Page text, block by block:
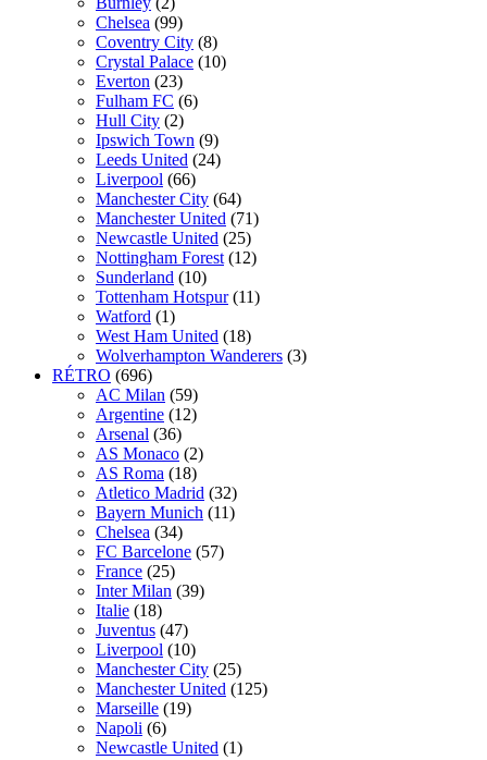
Chelsea (99)
Coventry City (8)
Crystal Palace (10)
Everton (23)
Fulham FC (6)
Hull City (2)
Ipswich Town (9)
Leeds United (24)
Liverpool (66)
Manchester City (64)
Manchester United (71)
Newcastle United (25)
Nottingham Forest (12)
Sunderland (10)
Tottenham Hotspur (11)
Watford (1)
West Ham United (18)
Wolverhampton Wanderers (3)
RÉTRO (696)
AC Milan (59)
Argentine (12)
Arsenal (36)
AS Monaco (2)
AS Roma (18)
Atletico Madrid (32)
Bayern Munich (11)
Chelsea (34)
FC Barcelone (57)
France (25)
Inter Milan (39)
Italie (18)
Juventus (47)
Liverpool (10)
Manchester City (25)
Manchester United (125)
Marseille (19)
Napoli (6)
Newcastle United (1)